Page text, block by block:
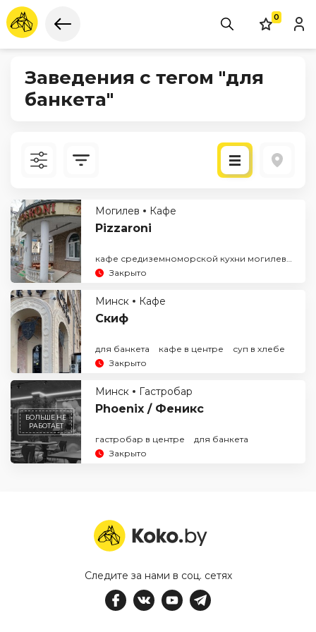
0
Заведения с тегом "для
банкета"
По рейтингуМогилев Кафе
Pizzaroni
кафе средиземноморской кухни могилев
Закрыто
Минск Кафе
Скиф
для банкета кафе в центре
суп в хлебе
Закрыто
БОЛЬШЕ НЕ
РАБОТАЕТ
Минск Гастробар
Phoenix / Феникс
гастробар в центре
для банкета
Закрыто
Следите за нами в соц. сетях